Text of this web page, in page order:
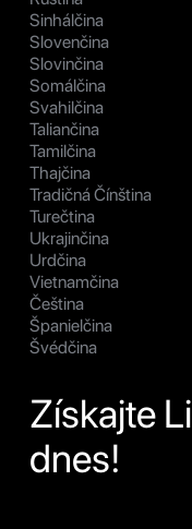
Sinhálčina
Slovenčina
Slovinčina
Somálčina
Svahilčina
Taliančina
Tamilčina
Thajčina
Tradičná Čínština
Turečtina
Ukrajinčina
Urdčina
Vietnamčina
Čeština
Španielčina
Švédčina
Získajte
dnes!